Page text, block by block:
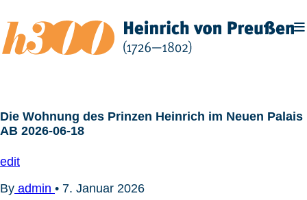
Inhalt
springen
Die Wohnung des Prinzen Heinrich im Neuen Palais
AB 2026-06-18
edit
By admin • 7. Januar 2026